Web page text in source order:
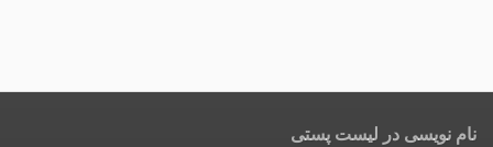
نام نویسی در ليست پستى